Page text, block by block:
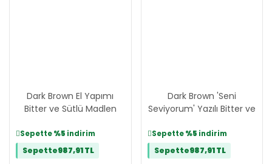
Dark Brown El Yapımı
Bitter ve Sütlü Madlen
Seninle
Sepette%5 indirim
Sepette987,91 TL
Dark Brown 'Seni
Seviyorum' Yazılı Bitter ve
Sepette%5 indirim
Sepette987,91 TL